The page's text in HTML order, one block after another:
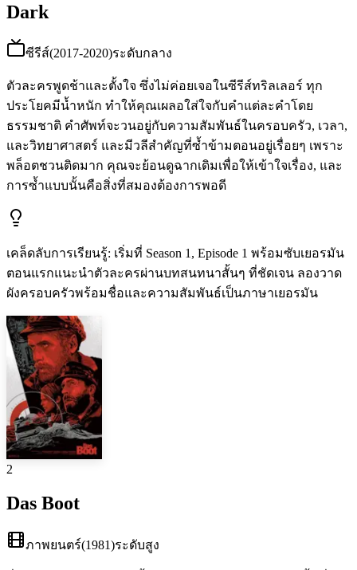
Dark
ซีรีส์(2017-2020)ระดับกลาง
ตัวละครพูดช้าและตั้งใจ ซึ่งไม่ค่อยเจอในซีรีส์ทริลเลอร์ ทุก
ประโยคมีน้ำหนัก ทำให้คุณเผลอใส่ใจกับคำแต่ละคำโดย
ธรรมชาติ คำศัพท์จะวนอยู่กับความสัมพันธ์ในครอบครัว, เวลา,
และวิทยาศาสตร์ และมีวลีสำคัญที่ซ้ำข้ามตอนอยู่เรื่อยๆ เพราะ
พล็อตชวนติดมาก คุณจะย้อนดูฉากเดิมเพื่อให้เข้าใจเรื่อง, และ
การซ้ำแบบนั้นคือสิ่งที่สมองต้องการพอดี
เคล็ดลับการเรียนรู้: เริ่มที่ Season 1, Episode 1 พร้อมซับเยอรมัน
ตอนแรกแนะนำตัวละครผ่านบทสนทนาสั้นๆ ที่ชัดเจน ลองวาด
ผังครอบครัวพร้อมชื่อและความสัมพันธ์เป็นภาษาเยอรมัน
2
Das Boot
ภาพยนตร์(1981)ระดับสูง